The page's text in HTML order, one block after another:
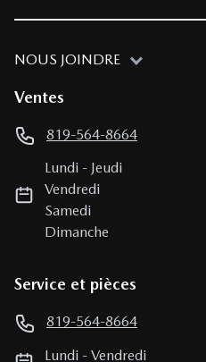
NOUS JOINDRE
Ventes
819-564-8664
Lundi - Jeudi
Vendredi
Samedi
Dimanche
Service et pièces
819-564-8664
Lundi -Vendredi